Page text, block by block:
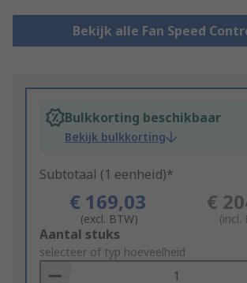
Bekijk alle Fan Speed
Bulkkorting beschikbaar
Bekijk bulkkorting
Subtotaal (1 eenheid)*
€ 169,03
(excl. BTW)
€
(incl.
Add
to
Basket
Aantal stuks
selecteer of typ hoeveelheid